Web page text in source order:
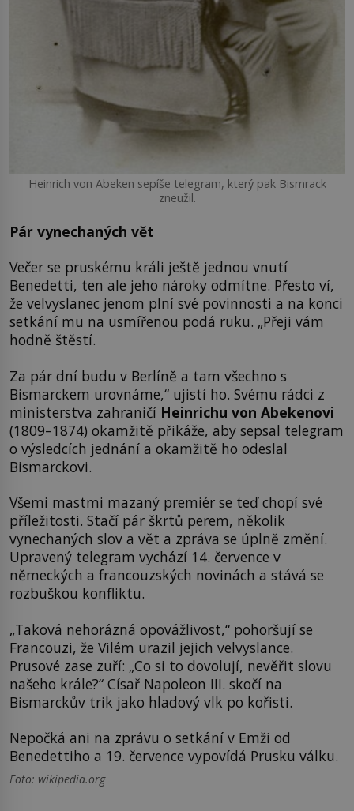
Heinrich von Abeken sepíše telegram, který pak Bismrack
zneužil.
Pár vynechaných vět
Večer se pruskému králi ještě jednou vnutí
Benedetti, ten ale jeho nároky odmítne. Přesto ví,
že velvyslanec jenom plní své povinnosti a na konci
setkání mu na usmířenou podá ruku. „Přeji vám
hodně štěstí.
Za pár dní budu v Berlíně a tam všechno s
Bismarckem urovnáme,“ ujistí ho. Svému rádci z
ministerstva zahraničí Heinrichu von Abekenovi
(1809–1874) okamžitě přikáže, aby sepsal telegram
o výsledcích jednání a okamžitě ho odeslal
Bismarckovi.
Všemi mastmi mazaný premiér se teď chopí své
příležitosti. Stačí pár škrtů perem, několik
vynechaných slov a vět a zpráva se úplně změní.
Upravený telegram vychází 14. července v
německých a francouzských novinách a stává se
rozbuškou konfliktu.
„Taková nehorázná opovážlivost,“ pohoršují se
Francouzi, že Vilém urazil jejich velvyslance.
Prusové zase zuří: „Co si to dovolují, nevěřit slovu
našeho krále?“ Císař Napoleon III. skočí na
Bismarckův trik jako hladový vlk po kořisti.
Nepočká ani na zprávu o setkání v Emži od
Benedettiho a 19. července vypovídá Prusku válku.
Foto: wikipedia.org